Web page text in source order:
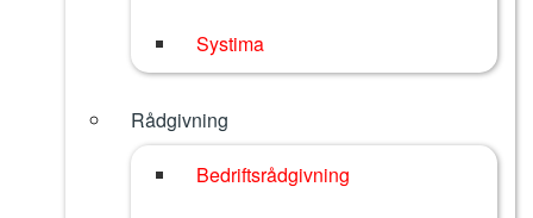
Systima
Rådgivning
Bedriftsrådgivning